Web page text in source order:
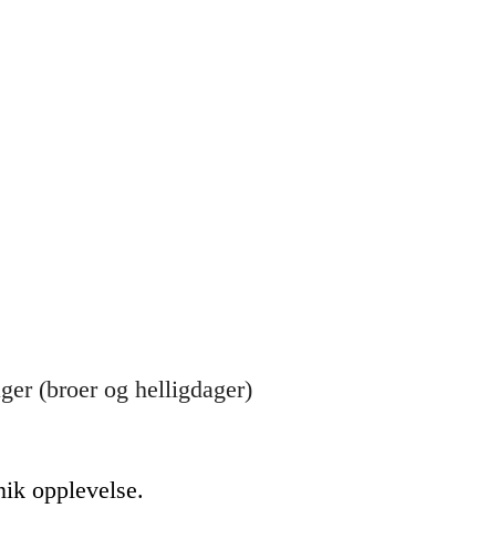
(broer og helligdager)
opplevelse.